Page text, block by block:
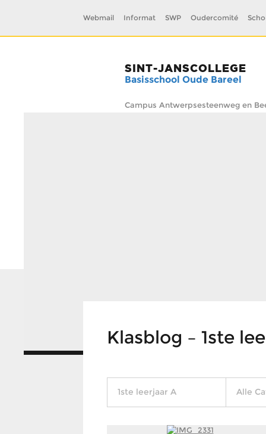
Webmail Informat SWP Oudercomité
SINT-JANSCOLLEGE
Basisschool Oude Bareel
Campus Antwerpsesteenweg en
Klasblog – 1ste
1ste leerjaar A Alle